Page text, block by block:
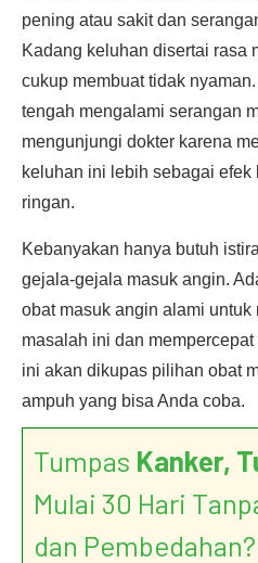
pening atau sakit dan
Kadang keluhan disertai rasa
cukup membuat tidak
tengah mengalami serangan
mengunjungi dokter karena
keluhan ini lebih sebagai
ringan.
Kebanyakan hanya butuh
gejala-gejala masuk angin.
obat masuk angin alami untuk
masalah ini dan
ini akan dikupas pilihan obat
ampuh yang bisa Anda coba.
Tumpas Kanker,
Mulai 30 Hari
dan